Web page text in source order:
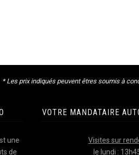
* Les prix indiqués peuvent êtres soumis à
une
de
VOTRE MANDATAIRE
Visites sur
le lundi :